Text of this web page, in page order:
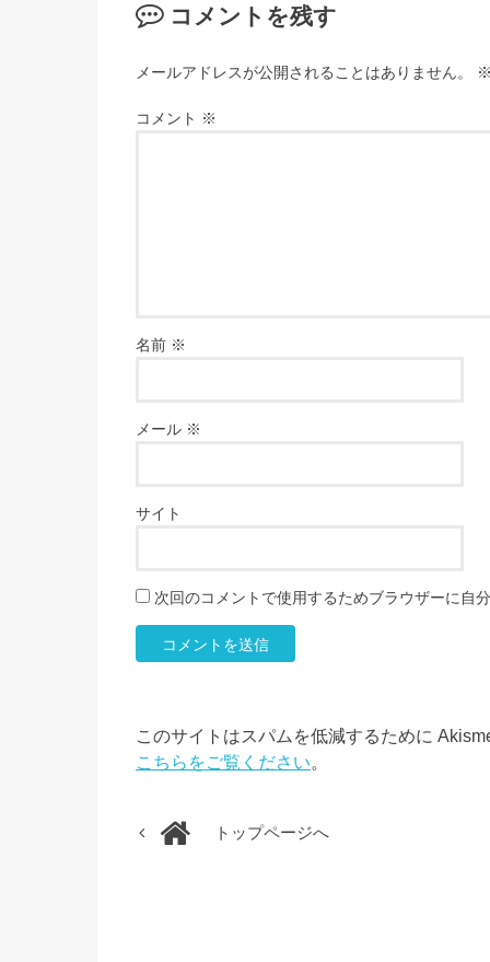
コメントを残す
メールアドレスが公開されることはありません。
コメント ※
名前 ※
メール ※
サイト
次回のコメントで使用するためブラウザーに自
このサイトはスパムを低減するために
こちらをご覧ください。
トップページへ